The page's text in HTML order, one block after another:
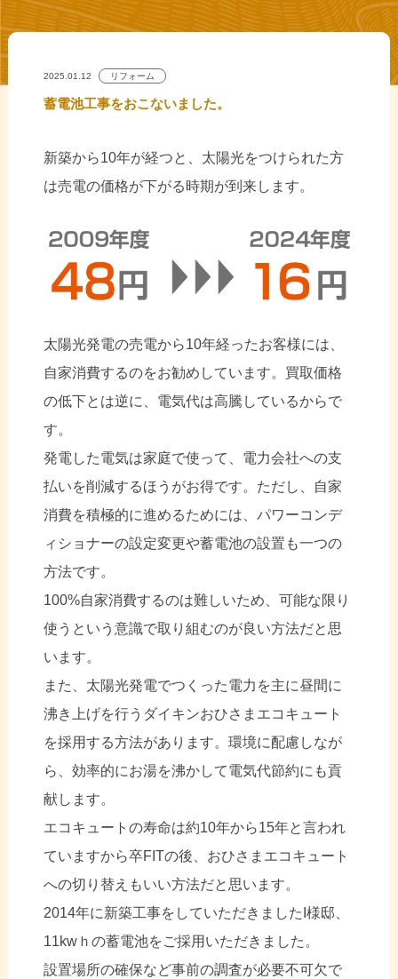
2025.01.12 リフォーム
蓄電池工事をおこないました。
新築から10年が経つと、太陽光をつけられた方
は売電の価格が下がる時期が到来します。
太陽光発電の売電から10年経ったお客様には、
自家消費するのをお勧めしています。買取価格
の低下とは逆に、電気代は高騰しているからで
す。
発電した電気は家庭で使って、電力会社への支
払いを削減するほうがお得です。ただし、自家
消費を積極的に進めるためには、パワーコンデ
ィショナーの設定変更や蓄電池の設置も一つの
方法です。
100%自家消費するのは難しいため、可能な限り
使うという意識で取り組むのが良い方法だと思
います。
また、太陽光発電でつくった電力を主に昼間に
沸き上げを行うダイキンおひさまエコキュート
を採用する方法があります。 環境に配慮しなが
ら、効率的にお湯を沸かして電気代節約にも貢
献します。
エコキュートの寿命は約10年から15年と言われ
ていますから卒FITの後、おひさまエコキュート
への切り替えもいい方法だと思います。
2014年に新築工事をしていただきましたI様邸、
11kwｈの蓄電池をご採用いただきました。
設置場所の確保など事前の調査が必要不可欠で